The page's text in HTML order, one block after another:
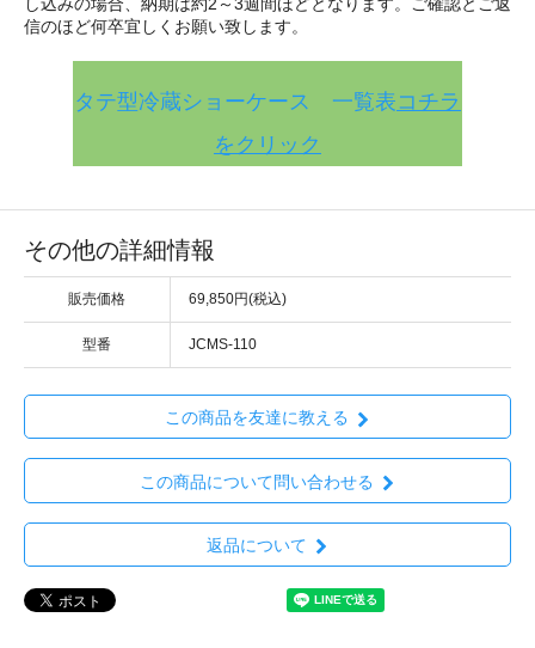
信のほど何卒宜しくお願い致します。
タテ型冷蔵ショーケース 一覧表 コチラ
をクリック
その他の詳細情報
販売価格 69,850円(税込)
型番 JCMS-110
この商品を友達に教える
この商品について問い合わせる
返品について